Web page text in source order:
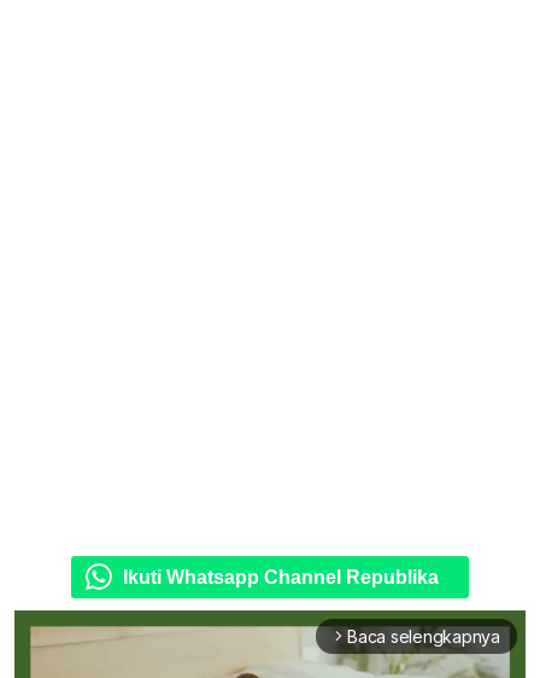
Ikuti Whatsapp Channel Republika
arrow_forward_ios Baca selengkapnya